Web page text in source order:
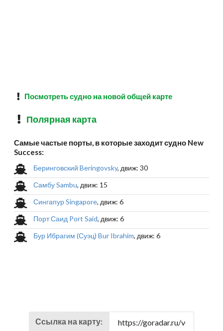
Посмотреть судно на новой общей карте
Полярная карта
Самые частые порты, в которые заходит судно New
Success:
Беринговский Beringovsky, движ: 30
Самбу Sambu, движ: 15
Сингапур Singapore, движ: 6
Порт Саид Port Said, движ: 6
Бур Ибрагим (Суэц) Bur Ibrahim, движ: 6
Ссылка на карту: